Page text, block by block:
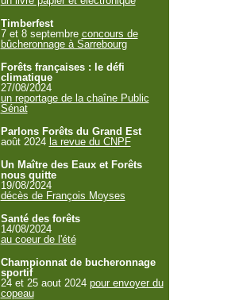
Timberfest
7 et 8 septembre concours de
bûcheronnage à Sarrebourg
Forêts françaises : le défi
climatique
27/08/2024
un reportage de la chaîne Public
Sénat
Parlons Forêts du Grand Est
août 2024 la revue du CNPF
Un Maître des Eaux et Forêts
nous quitte
19/08/2024
décès de François Moyses
Santé des forêts
14/08/2024
au coeur de l'été
Championnat de bucheronnage
sportif
24 et 25 aout 2024 pour envoyer du
copeau